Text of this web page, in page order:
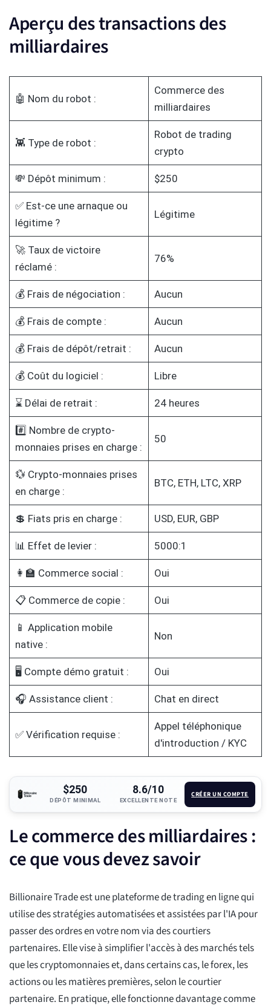
Aperçu des transactions des
milliardaires
🤖 Nom du robot :
Commerce des
milliardaires
👾 Type de robot :
Robot de trading
crypto
💸 Dépôt minimum : $250
✅ Est-ce une arnaque ou
légitime ?
Légitime
🚀 Taux de victoire
réclamé :
76%
💰 Frais de négociation : Aucun
💰 Frais de compte : Aucun
💰 Frais de dépôt/retrait : Aucun
💰 Coût du logiciel : Libre
⌛ Délai de retrait : 24 heures
#️⃣ Nombre de crypto-
monnaies prises en charge :
50
💱 Crypto-monnaies prises
en charge :
BTC, ETH, LTC, XRP
💲 Fiats pris en charge : USD, EUR, GBP
📊 Effet de levier : 5000:1
👩‍🏫 Commerce social : Oui
📋 Commerce de copie : Oui
📱 Application mobile
native :
Non
🖥️ Compte démo gratuit : Oui
🎧 Assistance client : Chat en direct
✅ Vérification requise :
Appel téléphonique
d'introduction / KYC
$250
DÉPÔT MINIMAL
8.6/10
EXCELLENTE NOTE
CRÉER UN COMPTE
Le commerce des milliardaires :
ce que vous devez savoir
Billionaire Trade est une plateforme de trading en ligne qui
utilise des stratégies automatisées et assistées par l'IA pour
passer des ordres en votre nom via des courtiers
partenaires. Elle vise à simplifier l'accès à des marchés tels
que les cryptomonnaies et, dans certains cas, le forex, les
actions ou les matières premières, selon le courtier
partenaire. En pratique, elle fonctionne davantage comme